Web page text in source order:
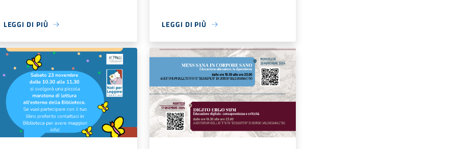
LEGGI DI PIÙ LEGGI DI PIÙ